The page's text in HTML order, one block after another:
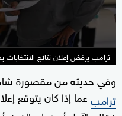
ترامب يرفض إعلان نتائج الانتخابات
وفي حديثه من مقصورة شاحنة
ترامبعما إذا كان يتوقع